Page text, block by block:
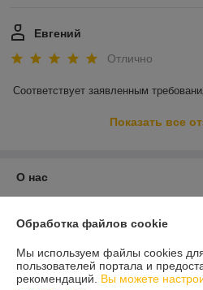
Евгений
Отлично
Соответствует заявленным
Показать все
О нас
Доставка и оплата
Обработка файлов cookie
Мы используем файлы cookies
пользователей портала и
рекомендаций. Вы можете